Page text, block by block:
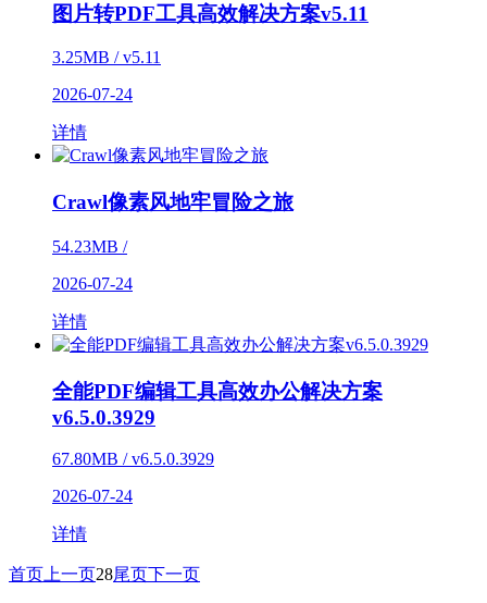
图片转PDF工具高效解决方案v5.11
3.25MB / v5.11
2026-07-24
详情
Crawl像素风地牢冒险之旅
54.23MB /
2026-07-24
详情
全能PDF编辑工具高效办公解决方案
v6.5.0.3929
67.80MB / v6.5.0.3929
2026-07-24
详情
首页 上一页28尾页下一页